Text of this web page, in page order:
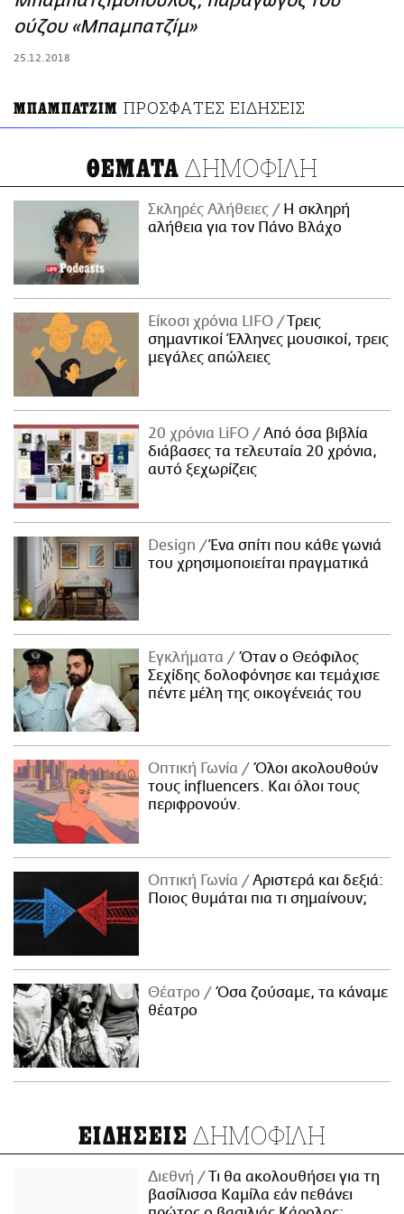
ΑΜΠΑ
ούζου «Μπαμπατζίμ»
25.12.2018
ΜΠΑΜΠΑΤΖΙΜ ΠΡΟΣΦΑΤΕΣ ΕΙΔΗΣΕΙΣ
ΘΕΜΑΤΑ ΔΗΜΟΦΙΛΗ
Σκληρές Αλήθειες
H σκληρή
αλήθεια για τον Πάνο Βλάχο
Είκοσι χρόνια LIFO
Tρεις
σημαντικοί Έλληνες μουσικοί, τρεις
μεγάλες απώλειες
20 χρόνια LiFO
Από όσα βιβλία
διάβασες τα τελευταία 20 χρόνια,
αυτό ξεχωρίζεις
Design
Ένα σπίτι που κάθε γωνιά
του χρησιμοποιείται πραγματικά
Εγκλήματα
Όταν ο Θεόφιλος
Σεχίδης δολοφόνησε και τεμάχισε
πέντε μέλη της οικογένειάς του
Οπτική Γωνία
Όλοι ακολουθούν
τους influencers. Και όλοι τους
περιφρονούν.
Οπτική Γωνία
Αριστερά και δεξιά:
Ποιος θυμάται πια τι σημαίνουν;
Θέατρο
Όσα ζούσαμε, τα κάναμε
θέατρο
ΕΙΔΗΣΕΙΣ ΔΗΜΟΦΙΛΗ
Διεθνή
Τι θα ακολουθήσει για τη
βασίλισσα Καμίλα εάν πεθάνει